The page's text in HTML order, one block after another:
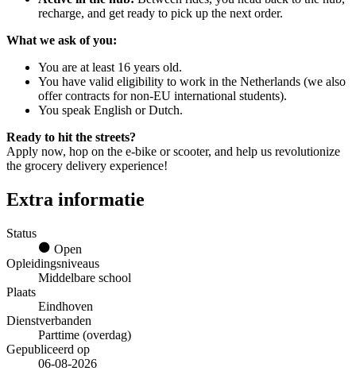
recharge, and get ready to pick up the next order.
What we ask of you:
You are at least 16 years old.
You have valid eligibility to work in the Netherlands (we also
offer contracts for non-EU international students).
You speak English or Dutch.
Ready to hit the streets?
Apply now, hop on the e-bike or scooter, and help us revolutionize
the grocery delivery experience!
Extra informatie
Status
Open
Opleidingsniveaus
Middelbare school
Plaats
Eindhoven
Dienstverbanden
Parttime (overdag)
Gepubliceerd op
06-08-2026